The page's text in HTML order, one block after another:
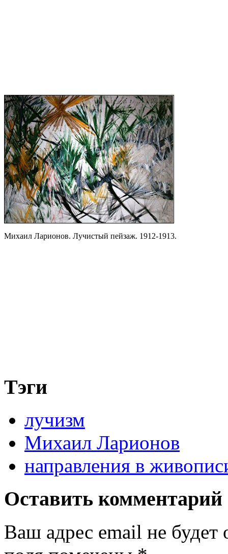
Михаил Ларионов. Лучистый пейзаж. 1912-1913.
Тэги
лучизм
Михаил Ларионов
направления в
Оставить комментарий
Ваш адрес email не будет